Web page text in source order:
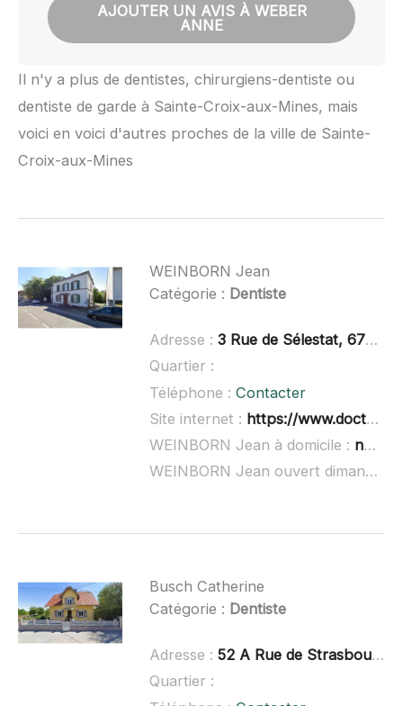
AJOUTER UN AVIS À WEBER
ANNE
Il n'y a plus de dentistes, chirurgiens-dentiste ou
dentiste de garde à Sainte-Croix-aux-Mines, mais
voici en voici d'autres proches de la ville de Sainte-
Croix-aux-Mines
WEINBORN Jean
Catégorie : Dentiste
Adresse : 3 Rue de Sélestat, 67230 Benfeld
Quartier :
Téléphone : Contacter
Site internet : https://www.doctolib.fr/dentiste/benfeld/jean-weinborn
WEINBORN Jean à domicile : non renseigné
WEINBORN Jean ouvert dimanche :
Busch Catherine
Catégorie : Dentiste
Adresse : 52 A Rue de Strasbourg, 67230 Obenheim
Quartier :